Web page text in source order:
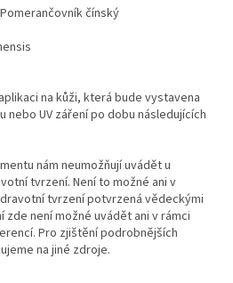
Pomerančovník čínský
na kůži, která bude vystavena
nebo UV záření po dobu následujících
nám neumožňují uvádět u
tvrzení. Není to možné ani v
tvrzení potvrzená vědeckými
není možné uvádět ani v rámci
Pro zjištění podrobnějších
na jiné zdroje.